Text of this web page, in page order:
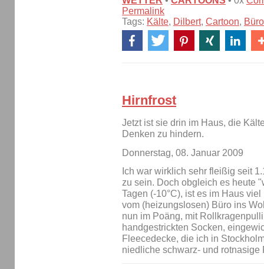
Permalink
Tags: Kälte, Dilbert, Cartoon, Büro
Hirnfrost
Jetzt ist sie drin im Haus, die
Denken zu hindern.
Donnerstag, 08. Januar 2009
Ich war wirklich sehr fleißig seit
zu sein. Doch obgleich es heute
Tagen (-10°C), ist es im Haus
vom (heizungslosen) Büro ins
nun im Poäng, mit
handgestrickten Socken,
Fleecedecke, die ich in
niedliche schwarz- und